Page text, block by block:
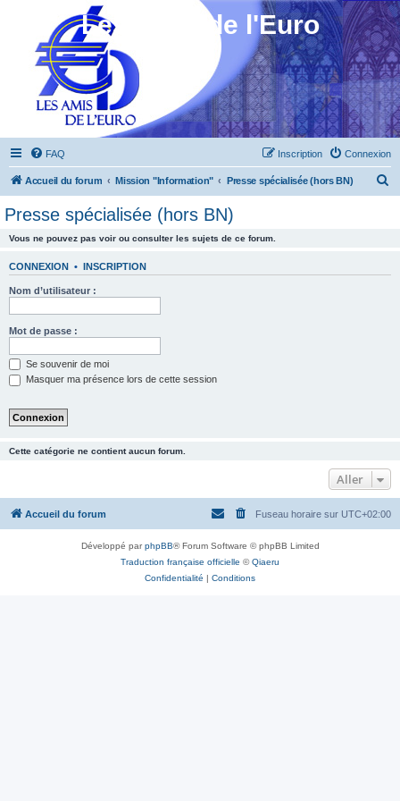
Les Amis de l'Euro
FAQ Connexion
Inscription
Accueil du forum Mission "Information" Presse spécialisée (hors BN)
Presse spécialisée (hors BN)
Vous ne pouvez pas voir ou consulter les sujets de ce forum.
CONNEXION • INSCRIPTION
Nom d’utilisateur :
Mot de passe :
Se souvenir de moi
Masquer ma présence lors de cette session
Cette catégorie ne contient aucun forum.
Aller
Accueil du forum Fuseau horaire sur UTC+02:00
Développé parphpBB® Forum Software © phpBB Limited
Traduction française officielle ©Qiaeru
Confidentialité | Conditions